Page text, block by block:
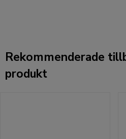
Rekommenderade
produkt